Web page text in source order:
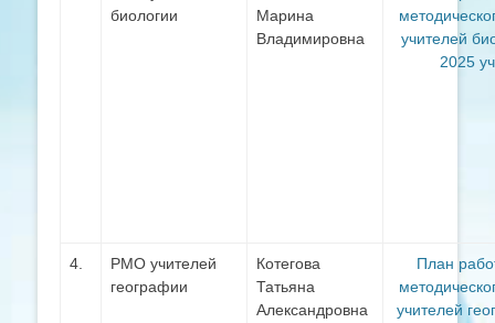
биологии
Марина
Владимировна
учителей
2025
4.
РМО учителей
географии
Котегова
Татьяна
Александровна
План
учителей